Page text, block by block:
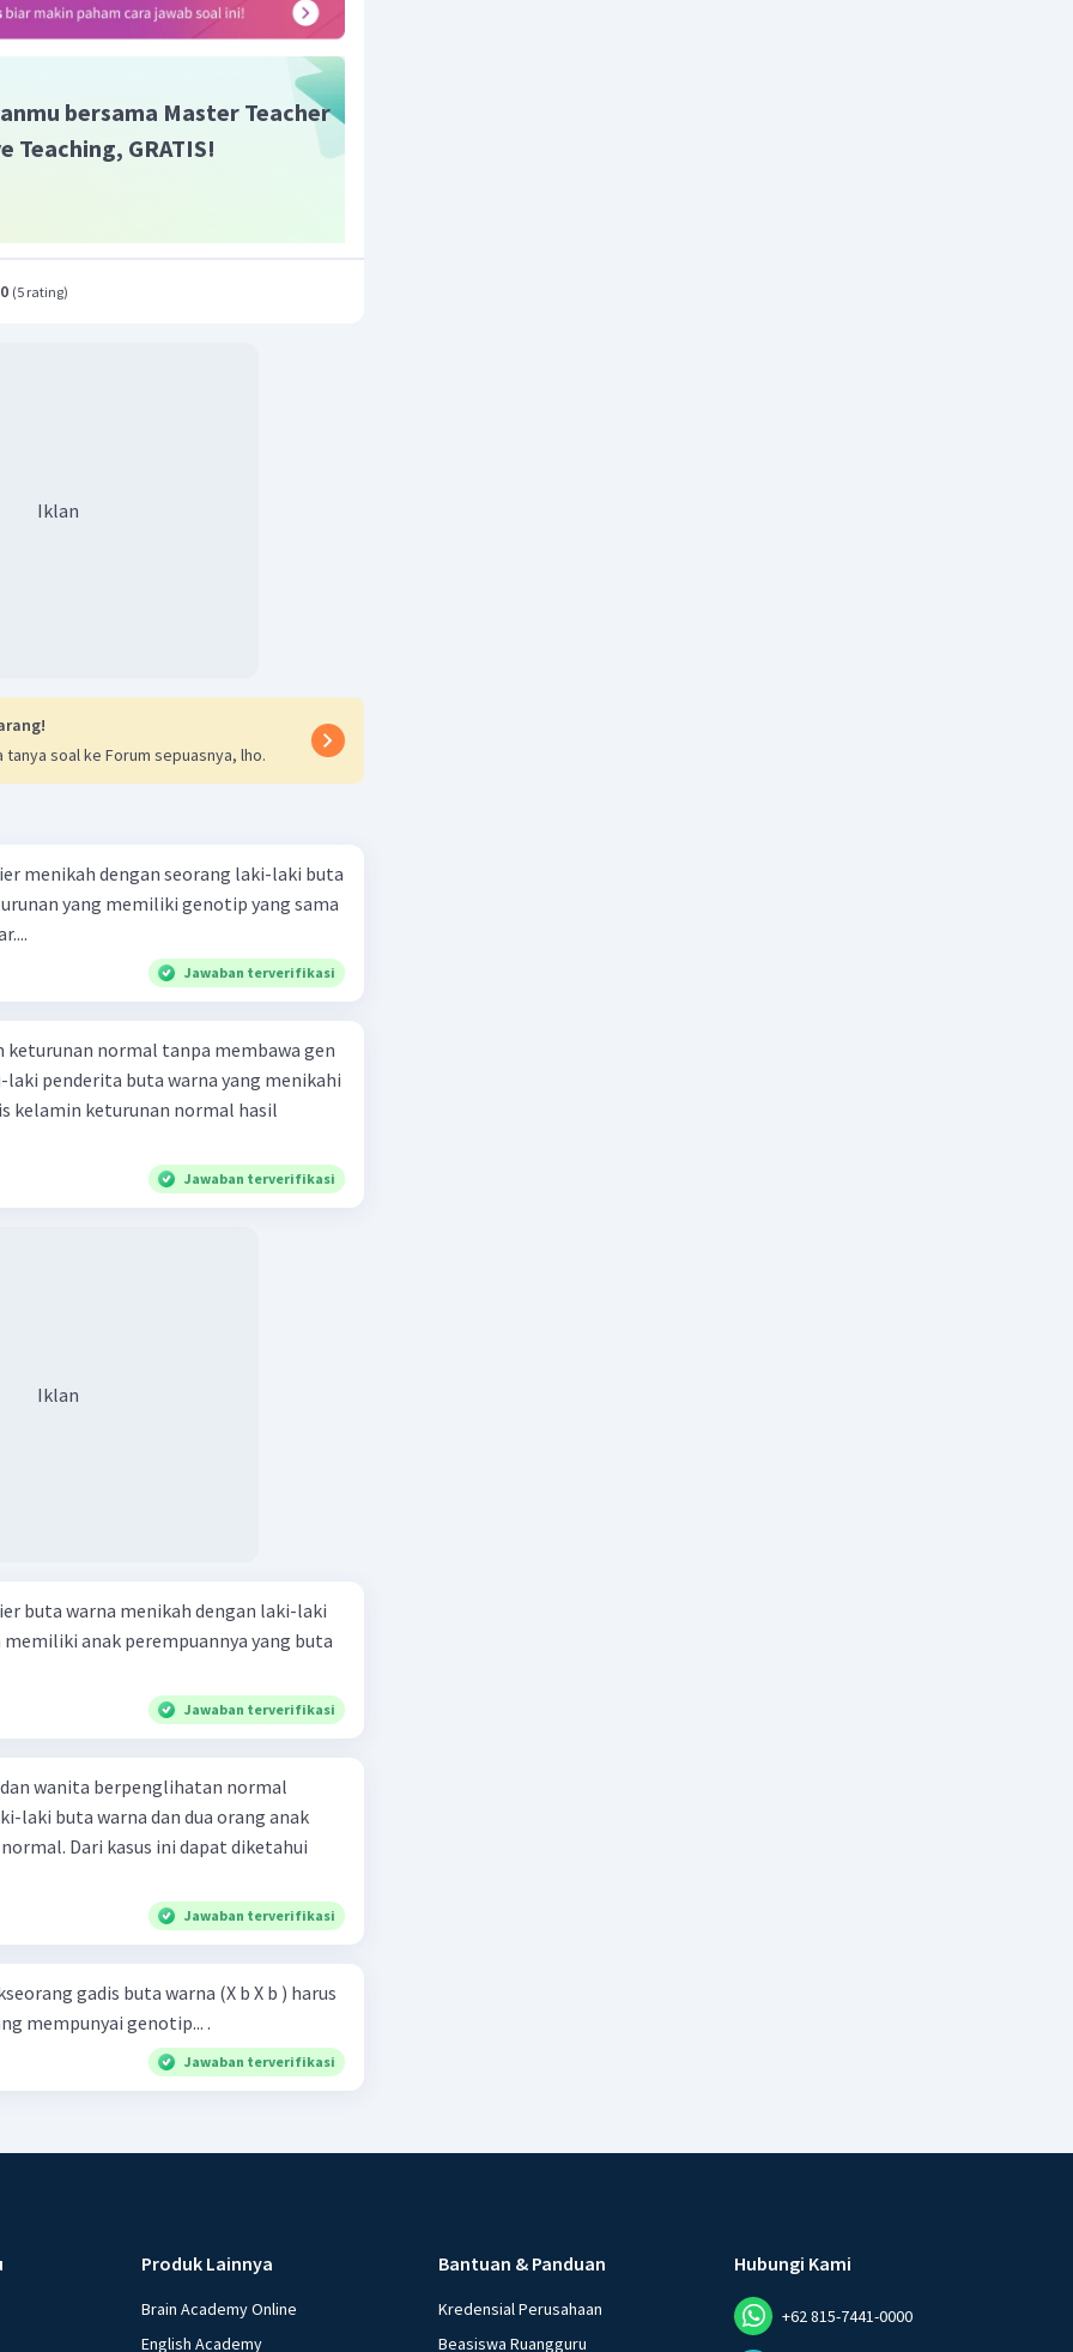
warna = 25%)
laki-laki butawarna sebesar 25 %.
jawaban yang tepat adalah C.
bersama Master Teacher
Teaching, GRATIS!
(5 rating)
Iklan
tanya soal ke Forum sepuasnya, lho.
menikah dengan seorang laki-laki buta
yang memiliki genotip yang sama
Jawaban terverifikasi
keturunan normal tanpa membawa gen
penderita buta warna yang menikahi
kelamin keturunan normal hasil
Jawaban terverifikasi
Iklan
buta warna menikah dengan laki-laki
anak perempuannya yang buta
Jawaban terverifikasi
wanita berpenglihatan normal
laki buta warna dan dua orang anak
Dari kasus ini dapat diketahui
Jawaban terverifikasi
gadis buta warna (X b X b ) harus
mempunyai genotip... .
Jawaban terverifikasi
Produk Lainnya
Brain Academy Online
English Academy
Bantuan & Panduan
Kredensial Perusahaan
Beasiswa Ruangguru
Hubungi Kami
+62 815-7441-0000